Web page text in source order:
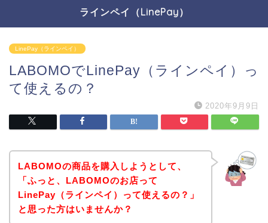
ラインペイ（LinePay）
LinePay（ラインペイ）
LABOMOでLinePay（ラインペイ）っ
て使えるの？
2020年9月9日
LABOMOの商品を購入しようとして、
「ふっと、LABOMOのお店って
LinePay（ラインペイ）って使えるの？」
と思った方はいませんか？